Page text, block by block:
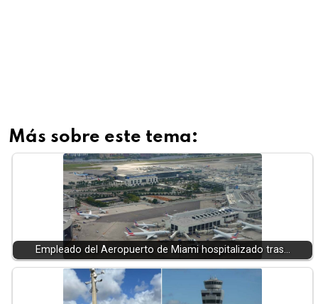
Más sobre este tema:
Empleado del Aeropuerto de Miami hospitalizado tras…